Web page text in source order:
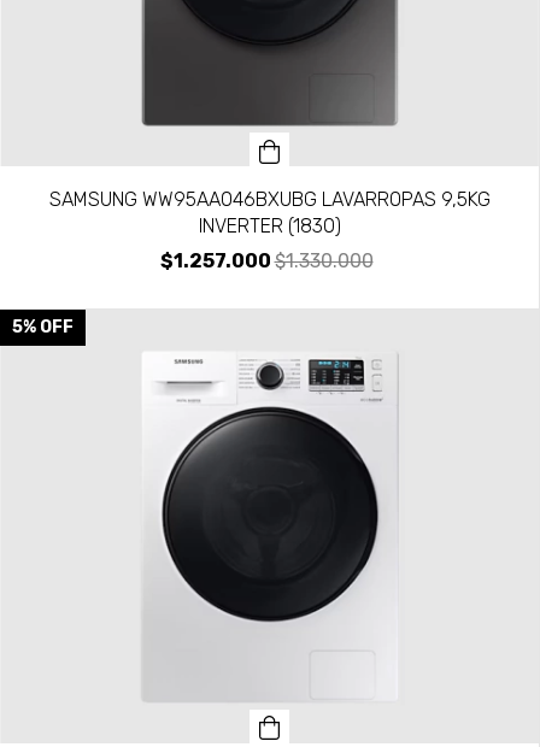
SAMSUNG WW95AA046BXUBG LAVARROPAS 9,5KG
INVERTER (1830)
$1.257.000$1.330.000
5% OFF